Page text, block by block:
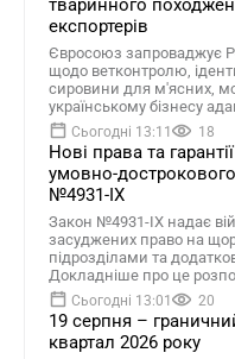
тваринного
експортерів
Євросоюз запроваджує
щодо ветконтролю,
сировини для м'ясних,
українському бізнесу
Сьогодні 13:11 18
Нові права та
умовно-
№4931-ІХ
Закон №4931-ІХ надає
засуджених право на
підрозділами та
Докладніше про це
Сьогодні 13:01 20
19 серпня –
квартал 2026 року